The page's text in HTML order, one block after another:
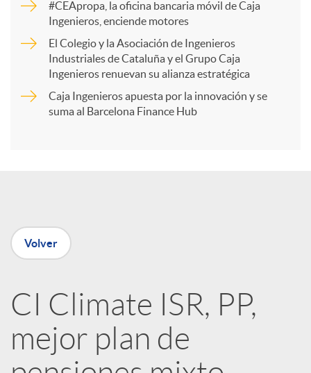
r
n
R
e
#CEApropa, la oficina bancaria móvil de Caja
Ingenieros, enciende motores
El Colegio y la Asociación de Ingenieros
Industriales de Cataluña y el Grupo Caja
Ingenieros renuevan su alianza estratégica
Caja Ingenieros apuesta por la innovación y se
suma al Barcelona Finance Hub
Volver
CI Climate ISR, PP,
mejor plan de